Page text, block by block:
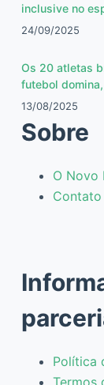
inclusive no
24/09/2025
Os 20 atletas
futebol
13/08/2025
Sobre
O Novo
Contato
Política
Termos